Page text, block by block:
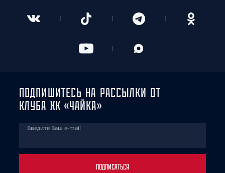
ПОДПИШИТЕСЬ НА РАССЫЛКИ ОТ
КЛУБА ХК «ЧАЙКА»
Введите Ваш e-mail
ПОДПИСАТЬСЯ